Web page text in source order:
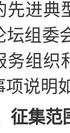
先进典
坛组委
务组织
项说明
征集范